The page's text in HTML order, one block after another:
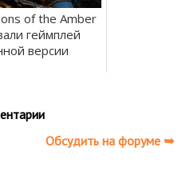
of the Amber
геймплей
версии
Обсудить на форуме ➥